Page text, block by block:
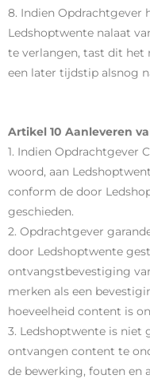
8. Indien Opdrachtgever
Ledshoptwente nalaat
te verlangen, tast dit het
een later tijdstip alsnog
Artikel 10 Aanleveren
1. Indien Opdrachtgever
woord, aan
conform de door
geschieden.
2. Opdrachtgever
door Ledshoptwente
ontvangstbevestiging
merken als een
hoeveelheid content is
3. Ledshoptwente is niet
ontvangen content te
de bewerking, fouten en